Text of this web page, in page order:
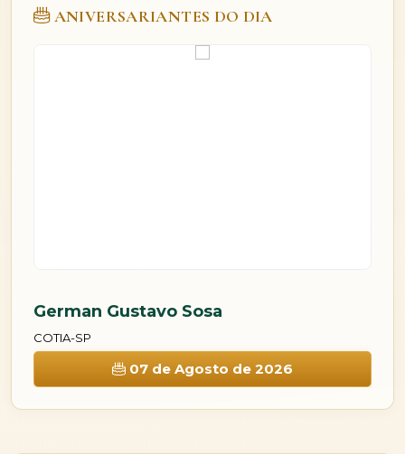
ANIVERSARIANTES DO DIA
German Gustavo Sosa
COTIA-SP
07 de Agosto de 2026